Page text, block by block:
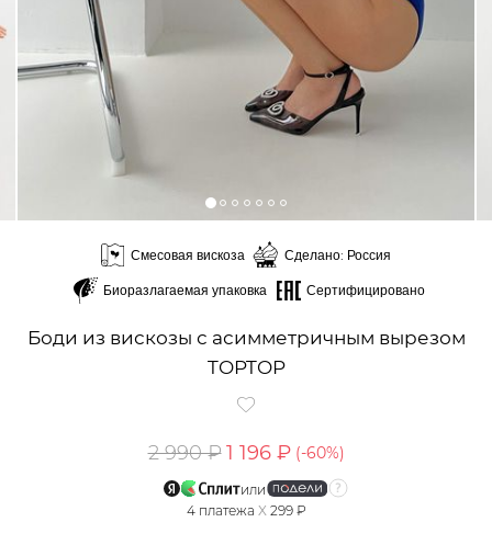
Смесовая вискоза
Сделано: Россия
Биоразлагаемая упаковка
Сертифицировано
Боди из вискозы с асимметричным вырезом
TOPTOP
2 990 ₽ 1 196 ₽ (-60%)
или
4 платежа X 299 ₽